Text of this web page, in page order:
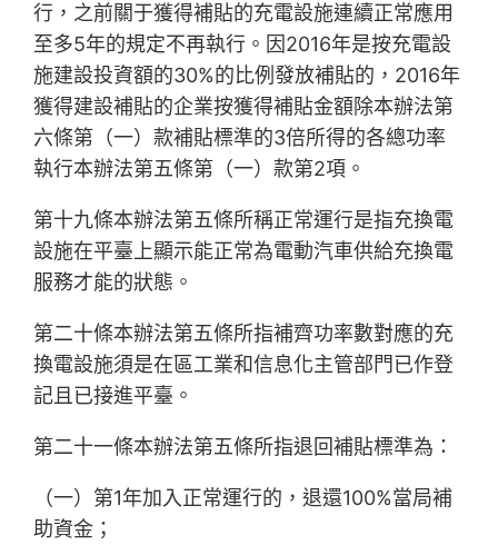
行，之前關于獲得補貼的充電設施連續正常應用
至多5年的規定不再執行。因2016年是按充電設
施建設投資額的30%的比例發放補貼的，2016年
獲得建設補貼的企業按獲得補貼金額除本辦法第
六條第（一）款補貼標準的3倍所得的各總功率
執行本辦法第五條第（一）款第2項。
第十九條本辦法第五條所稱正常運行是指充換電
設施在平臺上顯示能正常為電動汽車供給充換電
服務才能的狀態。
第二十條本辦法第五條所指補齊功率數對應的充
換電設施須是在區工業和信息化主管部門已作登
記且已接進平臺。
第二十一條本辦法第五條所指退回補貼標準為：
（一）第1年加入正常運行的，退還100%當局補
助資金；